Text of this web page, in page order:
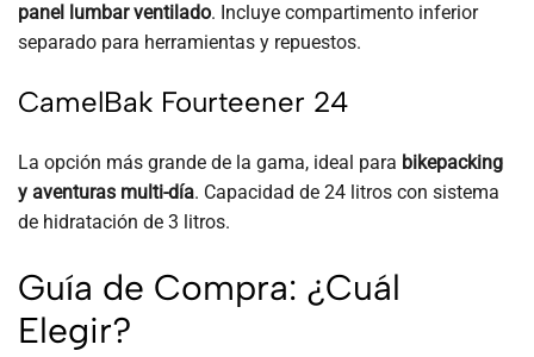
panel lumbar ventilado. Incluye compartimento inferior
separado para herramientas y repuestos.
CamelBak Fourteener 24
La opción más grande de la gama, ideal para bikepacking
y aventuras multi-día. Capacidad de 24 litros con sistema
de hidratación de 3 litros.
Guía de Compra: ¿Cuál
Elegir?